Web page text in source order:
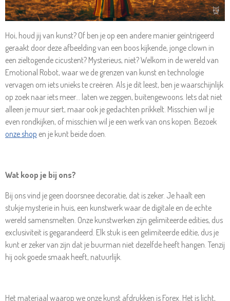
Hoi, houd jij van kunst? Of ben je op een andere manier geïntrigeerd
geraakt door deze afbeelding van een boos kijkende, jonge clown in
een zieltogende cicustent? Mysterieus, niet? Welkom in de wereld van
Emotional Robot, waar we de grenzen van kunst en technologie
vervagen om iets unieks te creëren. Als je dit leest, ben je waarschijnlijk
op zoek naar iets meer… laten we zeggen, buitengewoons. Iets dat niet
alleen je muur siert, maar ook je gedachten prikkelt. Misschien wil je
even rondkijken, of misschien wil je een werk van ons kopen. Bezoek
onze shop en je kunt beide doen.
Wat koop je bij ons?
Bij ons vind je geen doorsnee decoratie, dat is zeker. Je haalt een
stukje mysterie in huis, een kunstwerk waar de digitale en de echte
wereld samensmelten. Onze kunstwerken zijn gelimiteerde edities, dus
exclusiviteit is gegarandeerd. Elk stuk is een gelimiteerde editie, dus je
kunt er zeker van zijn dat je buurman niet dezelfde heeft hangen. Tenzij
hij ook goede smaak heeft, natuurlijk.
Het materiaal waarop we onze kunst afdrukken is Forex . Het is licht,